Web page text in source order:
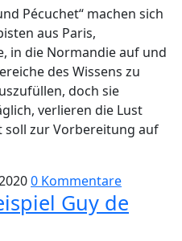
Pécuchet“ machen sich
aus Paris,
in die Normandie auf und
des Wissens zu
doch sie
verlieren die Lust
soll zur Vorbereitung auf
0 Kommentare
Guy de